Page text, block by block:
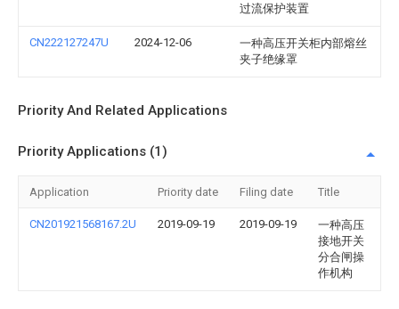
过流保护装置
CN222127247U 2024-12-06
一种高压开关柜内部熔丝
夹子绝缘罩
Priority And Related Applications
Priority Applications (1)
Application Priority date Filing date Title
CN201921568167.2U 2019-09-19 2019-09-19
一种高压
接地开关
分合闸操
作机构